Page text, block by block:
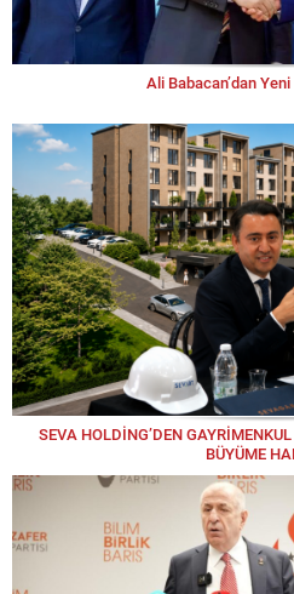
Ali Babacan’dan
SEVA HOLDİNG’DEN
BÜYÜME